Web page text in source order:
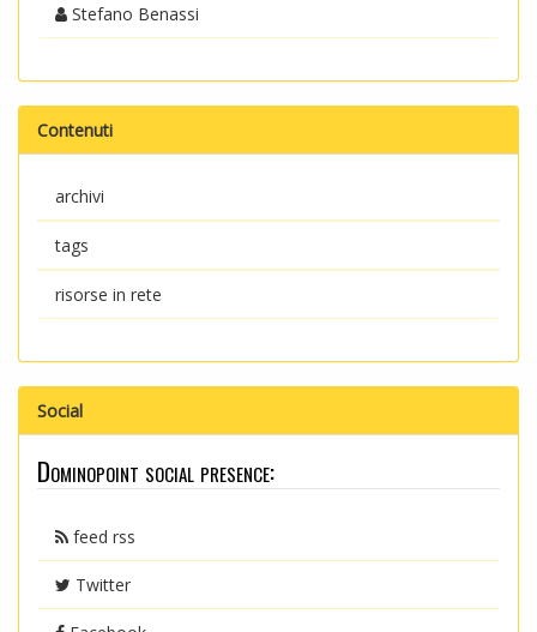
Stefano Benassi
Contenuti
archivi
tags
risorse in rete
Social
Dominopoint social presence:
feed rss
Twitter